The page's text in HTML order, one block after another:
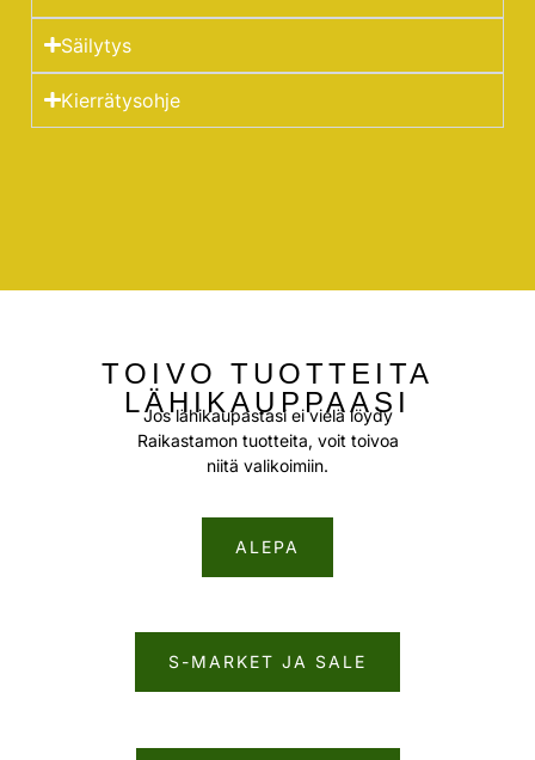
Säilytys
Kierrätysohje
TOIVO TUOTTEITA
LÄHIKAUPPAASI
Jos lähikaupastasi ei vielä löydy
Raikastamon tuotteita, voit toivoa
niitä valikoimiin.
ALEPA
S-MARKET JA SALE